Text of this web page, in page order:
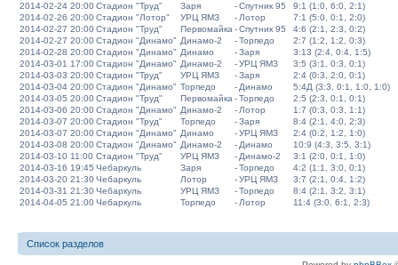
2014-02-24 20:00Стадион "Труд" Заря -Спутник 95
9:1 (1:0, 6:0, 2:1)
2014-02-26 20:00Стадион "Лотор" УРЦ ЯМЗ - Лотор
7:1 (5:0, 0:1, 2:0)
2014-02-27 20:00Стадион "Труд" Первомайка -Спутник 95
4:6 (2:1, 2:3, 0:2)
2014-02-27 20:00Стадион "Динамо" Динамо-2 -Торпедо
2:7 (1:2, 1:2, 0:3)
2014-02-28 20:00Стадион "Динамо" Динамо -Заря
3:13 (2:4, 0:4, 1:5)
2014-03-01 17:00Стадион "Динамо" Динамо-2 -УРЦ ЯМЗ
3:5 (3:1, 0:3, 0:1)
2014-03-03 20:00Стадион "Труд" УРЦ ЯМЗ -Заря
2:4 (0:3, 2:0, 0:1)
2014-03-04 20:00Стадион "Динамо" Торпедо - Динамо
5:4Д (3:3, 0:1, 1:0, 1:0)
2014-03-05 20:00Стадион "Труд" Первомайка -Торпедо
2:5 (2:3, 0:1, 0:1)
2014-03-06 20:00Стадион "Динамо" Динамо-2 - Лотор
1:7 (0:3, 0:3, 1:1)
2014-03-07 20:00Стадион "Труд" Торпедо -Заря
8:4 (2:1, 4:0, 2:3)
2014-03-07 20:00Стадион "Динамо" Динамо -УРЦ ЯМЗ
2:4 (0:2, 1:2, 1:0)
2014-03-08 20:00Стадион "Динамо" Динамо-2 - Динамо
10:9 (4:3, 3:5, 3:1)
2014-03-10 11:00 Стадион "Труд" УРЦ ЯМЗ - Динамо-2
3:1 (2:0, 0:1, 1:0)
2014-03-16 19:45 Чебаркуль Заря -Торпедо
4:2 (1:1, 3:0, 0:1)
2014-03-20 21:30Чебаркуль Лотор -УРЦ ЯМЗ
3:7 (2:1, 0:4, 1:2)
2014-03-31 21:30Чебаркуль УРЦ ЯМЗ -Торпедо
8:4 (2:1, 3:2, 3:1)
2014-04-05 21:00Чебаркуль Торпедо - Лотор 11:4 (3:0, 6:1, 2:3)
Список разделов